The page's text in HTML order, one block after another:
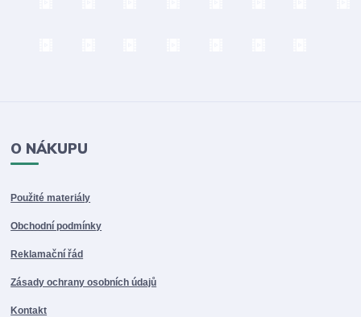
O NÁKUPU
Použité materiály
Obchodní podmínky
Reklamační řád
Zásady ochrany osobních údajů
Kontakt